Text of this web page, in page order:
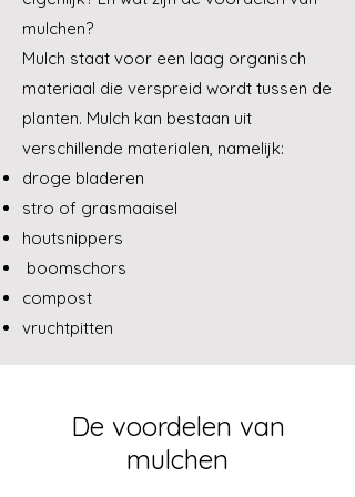
mulchen?
Mulch staat voor een laag organisch
materiaal die verspreid wordt tussen de
planten. Mulch kan bestaan uit
verschillende materialen, namelijk:
droge bladeren
stro of grasmaaisel
houtsnippers
boomschors
compost
vruchtpitten
De voordelen van
mulchen